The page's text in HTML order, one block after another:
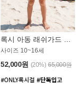
사이즈 10~16세
52,000원 (20%) 65,000원